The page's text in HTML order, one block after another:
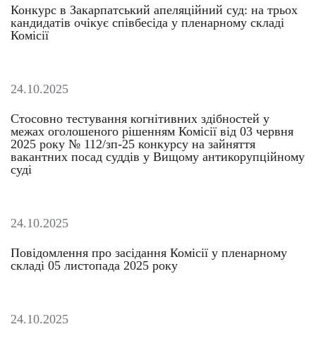
Конкурс в Закарпатський апеляційний суд: на трьох
кандидатів очікує співбесіда у пленарному складі
Комісії
24.10.2025
Стосовно тестування когнітивних здібностей у
межах оголошеного рішенням Комісії від 03 червня
2025 року № 112/зп-25 конкурсу на зайняття
вакантних посад суддів у Вищому антикорупційному
суді
24.10.2025
Повідомлення про засідання Комісії у пленарному
складі 05 листопада 2025 року
24.10.2025